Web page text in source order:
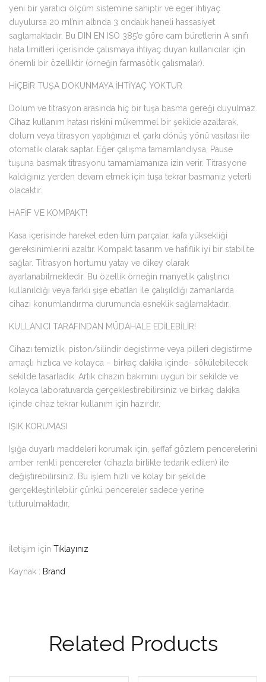
yeni bir yaratıcı ölçüm sistemine sahiptir ve eger ihtiyaç
duyulursa 20 ml’nin altında 3 ondalık haneli hassasiyet
saglamaktadır. Bu DIN EN ISO 385’e göre cam büretlerin A sınıfı
hata limitleri içerisinde çalısmaya ihtiyaç duyan kullanıcılar için
önemli bir özelliktir (örneğin farmasötik çalısmalar).
HİÇBİR TUŞA DOKUNMAYA İHTİYAÇ YOKTUR
Dolum ve titrasyon arasında hiç bir tuşa basma gereği duyulmaz.
Cihaz kullanım hatası riskini mükemmel bir şekilde azaltarak,
dolum veya titrasyon yaptığınızı el çarkı dönüş yönü vasıtası ile
otomatik olarak saptar. Eğer çalışma tamamlandıysa, Pause
tuşuna basmak titrasyonu tamamlamanıza izin verir. Titrasyone
kaldığınız yerden devam etmek için tuşa tekrar basmanız yeterli
olacaktır.
HAFİF VE KOMPAKT!
Kasa içerisinde hareket eden tüm parçalar, kafa yüksekliği
gereksinimlerini azaltır. Kompakt tasarım ve hafiflik iyi bir stabilite
sağlar. Titrasyon hortumu yatay ve dikey olarak
ayarlanabilmektedir. Bu özellik örneğin manyetik çalıştırıcı
kullanıldığı veya farklı şişe ebatları ile çalışıldığı zamanlarda
cihazı konumlandırma durumunda esneklik sağlamaktadır.
KULLANICI TARAFINDAN MÜDAHALE EDİLEBİLİR!
Cihazı temizlik, piston/silindir degistirme veya pilleri degistirme
amaçlı hızlıca ve kolayca – birkaç dakika içinde- sökülebilecek
sekilde tasarladık. Artık cihazın bakımını uygun bir sekilde ve
kolayca laboratuvarda gerçeklestirebilirsiniz ve birkaç dakika
içinde cihaz tekrar kullanım için hazırdır.
IŞIK KORUMASI
Işığa duyarlı maddeleri korumak için, şeffaf gözlem pencerelerini
amber renkli pencereler (cihazla birlikte tedarik edilen) ile
değiştirebilirsiniz. Bu işlem hızlı ve kolay bir şekilde
gerçekleştirilebilir çünkü pencereler sadece yerine
tutturulmaktadır.
İletişim için Tıklayınız
Kaynak : Brand
Related Products